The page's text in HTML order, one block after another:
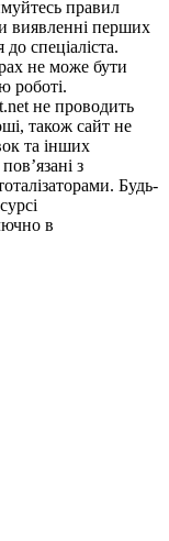
правил
виявленні перших
спеціаліста.
не може бути
роботі.
не проводить
також сайт не
та інших
з
Будь-
в